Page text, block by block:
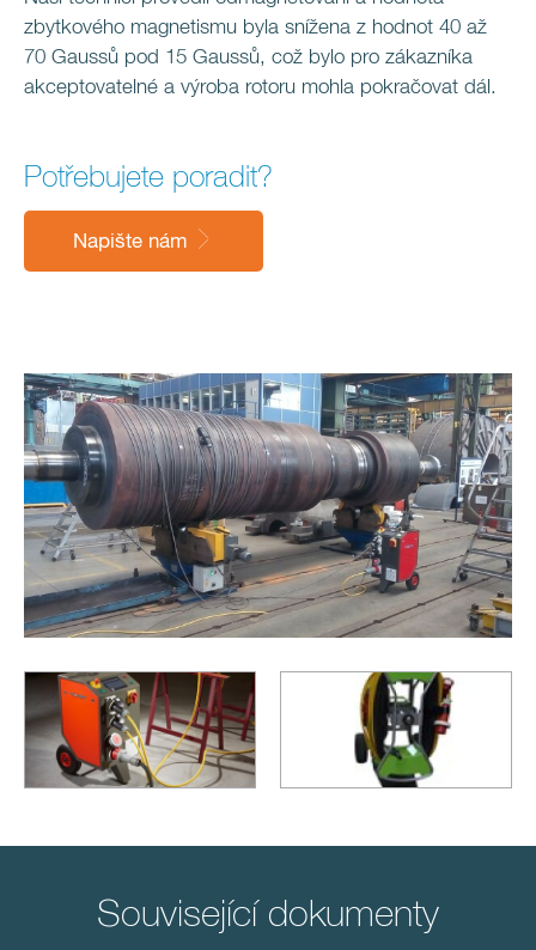
zbytkového magnetismu byla snížena z hodnot 40 až
70 Gaussů pod 15 Gaussů, což bylo pro zákazníka
akceptovatelné a výroba rotoru mohla pokračovat dál.
Potřebujete poradit?
Napište nám
Související dokumenty